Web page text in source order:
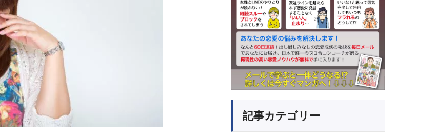
記事カテゴリー